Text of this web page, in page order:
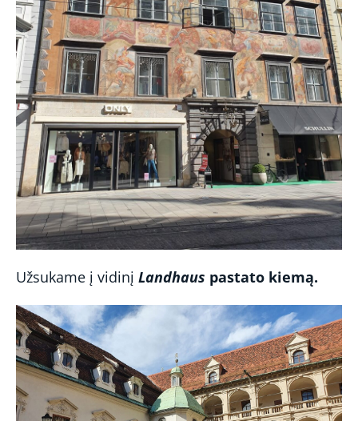
Užsukame į vidinį Landhaus pastato kiemą.